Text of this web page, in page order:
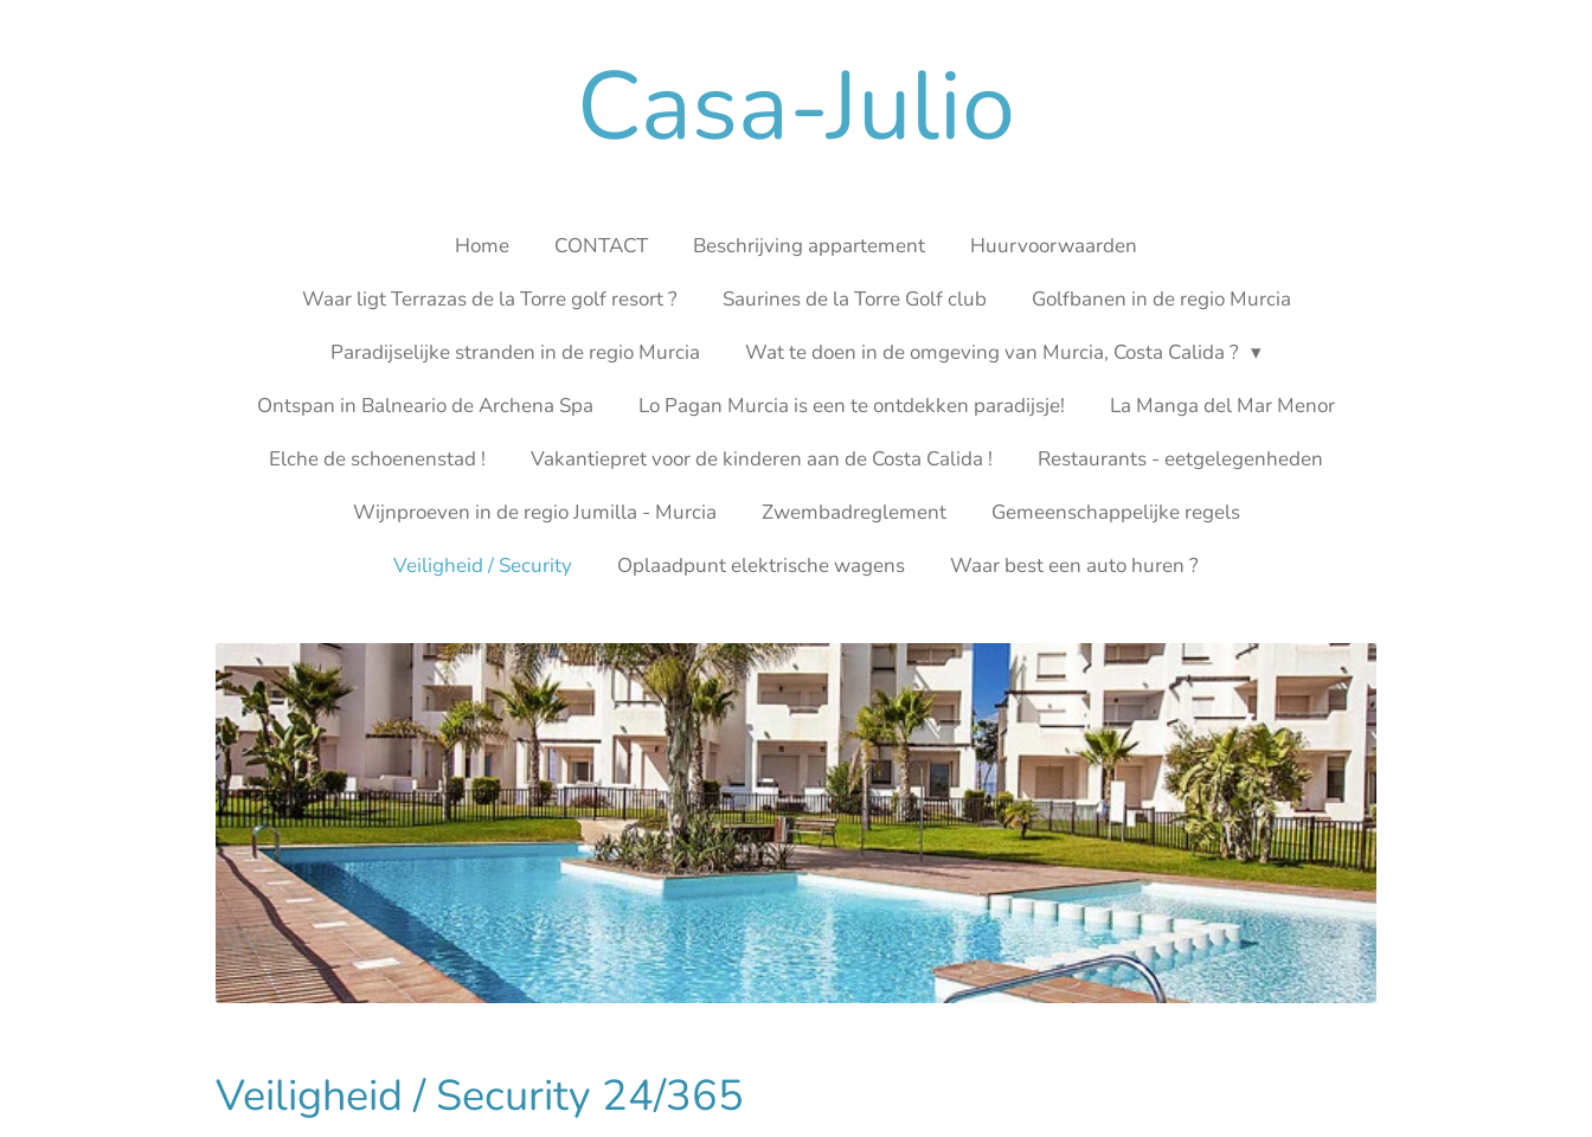
Casa-Julio
Home CONTACT Beschrijving appartement
Huurvoorwaarden
Waar ligt Terrazas de la Torre golf resort ?
Saurines de la Torre Golf club
Golfbanen in de regio Murcia
Paradijselijke stranden in de regio Murcia
Wat te doen in de omgeving van Murcia, Costa Calida ?
Ontspan in Balneario de Archena Spa
Lo Pagan Murcia is een te ontdekken paradijsje!
La Manga del Mar Menor
Elche de schoenenstad !
Vakantiepret voor de kinderen aan de Costa Calida !
Restaurants - eetgelegenheden
Wijnproeven in de regio Jumilla - Murcia
Zwembadreglement
Gemeenschappelijke regels
Veiligheid / Security
Oplaadpunt elektrische wagens Waar best een auto huren ?
Veiligheid / Security 24/365